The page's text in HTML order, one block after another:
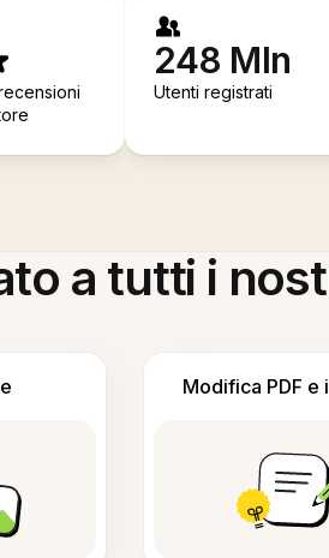
248 Mln
Utenti registrati
a tutti i
Modifica PDF e